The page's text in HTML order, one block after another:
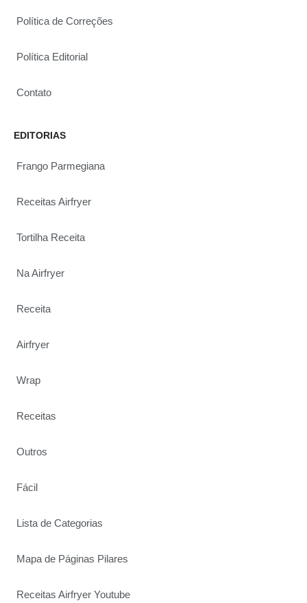
Política de Correções
Política Editorial
Contato
EDITORIAS
Frango Parmegiana
Receitas Airfryer
Tortilha Receita
Na Airfryer
Receita
Airfryer
Wrap
Receitas
Outros
Fácil
Lista de Categorias
Mapa de Páginas Pilares
Receitas Airfryer Youtube